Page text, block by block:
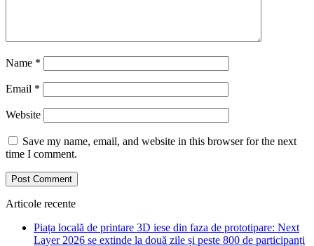
Name *
Email *
Website
Save my name, email, and website in this browser for the next
time I comment.
Articole recente
Piața locală de printare 3D iese din faza de prototipare: Next
Layer 2026 se extinde la două zile și peste 800 de participanți